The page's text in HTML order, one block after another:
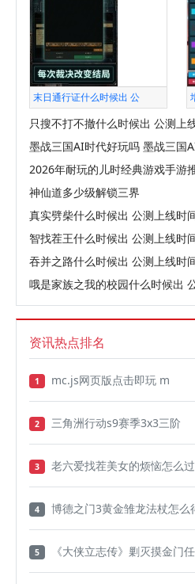
末日通行证什么时候出 公
只搜不打不撤什么时候出 公测上
墨战三国AI时代好玩吗 墨战三国
2026年耐玩的儿时经典游戏手游
神仙道多少级解锁三界
真实劈柴什么时候出 公测上线时
智找茬王什么时候出 公测上线时
吞并之路什么时候出 公测上线时
哦是家族之我的校园什么时候出
资讯热点排名
1 mc.js网页版点击即玩 m
2 三角洲行动s9赛季3x3三阶
3 老六爱找茬美女的烦恼怎么
4 博德之门3黄金雏龙法杖怎么
5 《大侠立志传》剿灭摸金门